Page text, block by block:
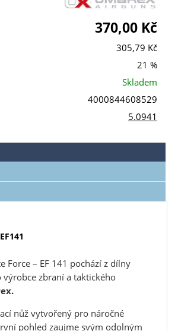
370,00 Kč
305,79 Kč
21 %
Skladem
4000844608529
5.0941
Force – EF 141 pochází z dílny
zbraní a taktického
nůž vytvořený pro náročné
pohled zaujme svým odolným